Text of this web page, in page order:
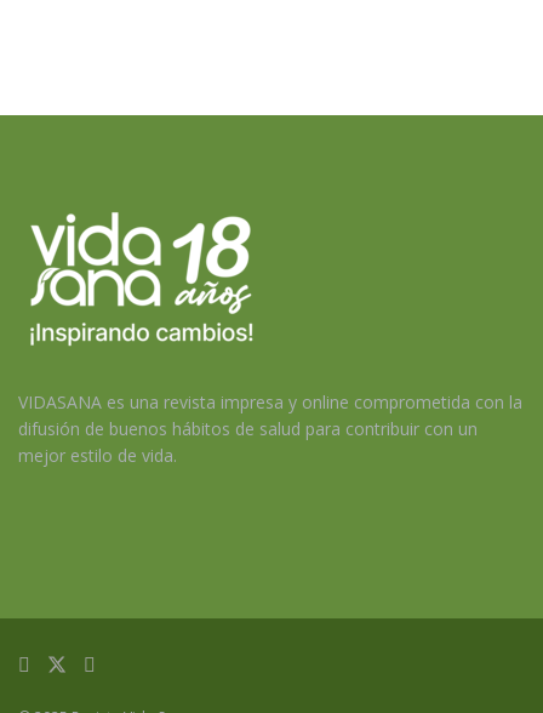
VIDASANA es una revista impresa y online comprometida con la
difusión de buenos hábitos de salud para contribuir con un
mejor estilo de vida.